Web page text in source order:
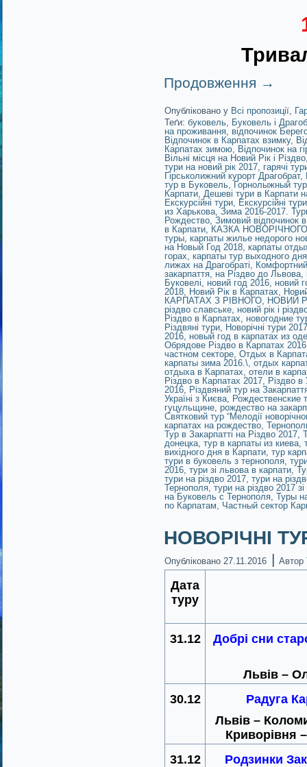
Продовження →
Опубліковано у Всі пропозиції,
Теґи: буковель, Буковель і
на проживання, відпочинок
Відпочинок в Карпатах взимку,
Карпатах зимою, Відпочинок на
Вільні місця на Новий Рік і Різдво
тури на новий рік 2017, гарячі
Гірськолижний курорт Драгобрат,
тур в Буковель, Горнолыжный
Карпати, Дешеві тури в Карпати
Екскурсійні тури, Екскурсійні
из Харькова, Зима 2016-2017.
Рождество, Зимовий відпочинок
в Карпати, КАЗКА
туры, карпаты жилье недорого
на Новый Год 2018, карпаты
горах, карпаты тур выходного
лижах на Драгобраті,
закарпаття, на Різдво до Львова,
Буковелі, новий год 2016, новий
2018, Новий Рік в Карпатах,
КАРПАТАХ З РІВНОГО, НОВИЙ
різдво славське, новий рік і
Різдво в Карпатах, новогодние
Різдвяні тури, Новорічні тури
2016, новый год в карпатах из
Обрядове Різдво в Карпатах 2016
частном секторе, Отдых в
карпаты зима 2016.\, отдых
отдыха в Карпатах, отели в
Різдво в Карпатах 2017, Різдво в
2016, Різдвяний тур на
Україні з Києва, Рождественские
гуцульщине, рождество на
Святковий тур “Мелодії
карпатах на рождество,
Тур в Закарпатті на Різдво 2017,
донецка, тур в карпаты из киева,
вихідного дня в Карпати, тур
тури в буковель з тернополя,
2016, тури зі львова в карпати,
тури на різдво 2017, тури на
Тернополя, тури на різдво 2017
на Буковель с Тернополя, Туры
по Карпатам, Частный сектор
НОВОРІЧНІ
Опубліковано 27.11.2016 | Автор
Дата
туру
31.12 Добрі сни
Львів –
30.12
Радуга
Львів –
Криворівня
31.12
Родзинки